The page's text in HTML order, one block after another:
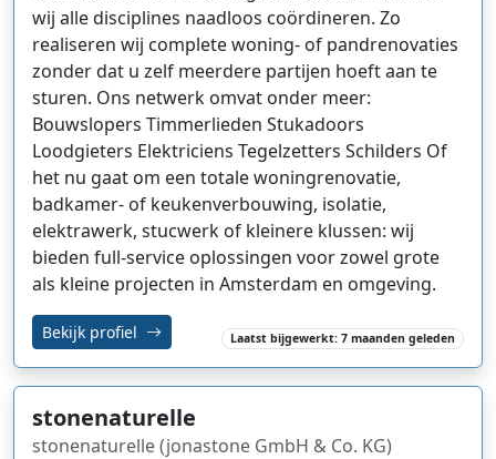
wij alle disciplines naadloos coördineren. Zo
realiseren wij complete woning- of pandrenovaties
zonder dat u zelf meerdere partijen hoeft aan te
sturen. Ons netwerk omvat onder meer:
Bouwslopers Timmerlieden Stukadoors
Loodgieters Elektriciens Tegelzetters Schilders Of
het nu gaat om een totale woningrenovatie,
badkamer- of keukenverbouwing, isolatie,
elektrawerk, stucwerk of kleinere klussen: wij
bieden full-service oplossingen voor zowel grote
als kleine projecten in Amsterdam en omgeving.
Bekijk profiel Laatst bijgewerkt: 7 maanden geleden
stonenaturelle
stonenaturelle (jonastone GmbH & Co. KG)